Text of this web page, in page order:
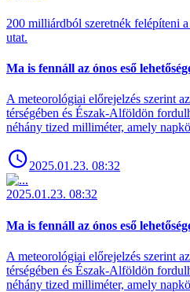
200 milliárdból szeretnék felépíteni
utat.
Ma is fennáll az ónos eső
A meteorológiai előrejelzés szerint
térségében és Észak-Alföldön
néhány tized milliméter, amely
2025.01.23. 08:32
2025.01.23. 08:32
Ma is fennáll az ónos eső
A meteorológiai előrejelzés szerint
térségében és Észak-Alföldön
néhány tized milliméter, amely